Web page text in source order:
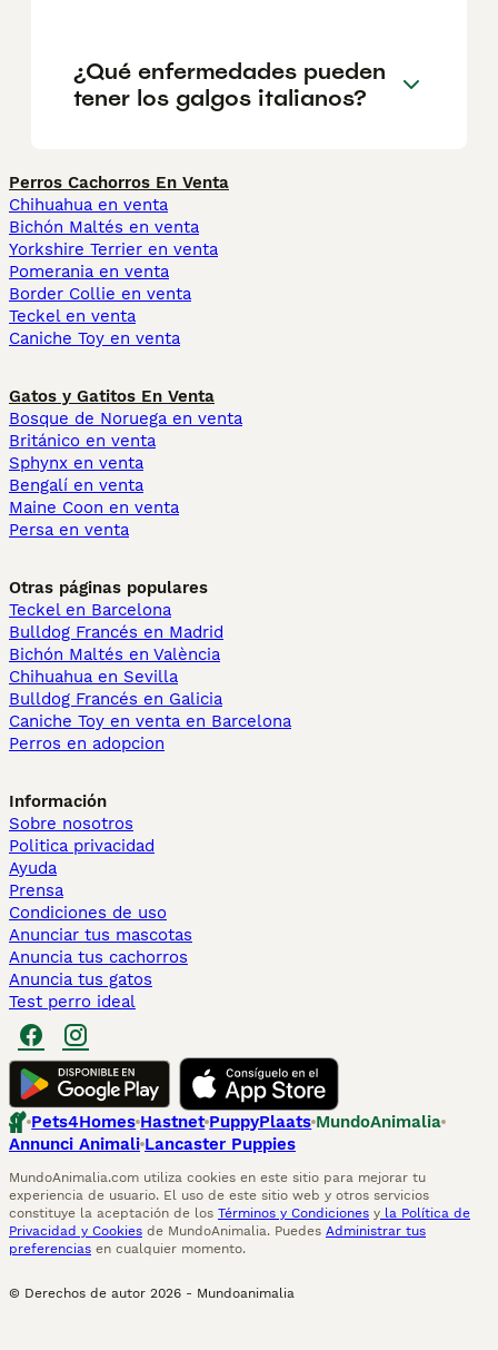
¿Qué enfermedades pueden
tener los galgos italianos?
Perros Cachorros En Venta
Chihuahua en venta
Bichón Maltés en venta
Yorkshire Terrier en venta
Pomerania en venta
Border Collie en venta
Teckel en venta
Caniche Toy en venta
Gatos y Gatitos En Venta
Bosque de Noruega en venta
Británico en venta
Sphynx en venta
Bengalí en venta
Maine Coon en venta
Persa en venta
Otras páginas populares
Teckel en Barcelona
Bulldog Francés en Madrid
Bichón Maltés en València
Chihuahua en Sevilla
Bulldog Francés en Galicia
Caniche Toy en venta en Barcelona
Perros en adopcion
Información
Sobre nosotros
Politica privacidad
Ayuda
Prensa
Condiciones de uso
Anunciar tus mascotas
Anuncia tus cachorros
Anuncia tus gatos
Test perro ideal
Pets4Homes Hastnet PuppyPlaats MundoAnimalia
Annunci Animali Lancaster Puppies
MundoAnimalia.com utiliza cookies en este sitio para mejorar tu
experiencia de usuario. El uso de este sitio web y otros servicios
constituye la aceptación de los Términos y Condiciones y la Política de
Privacidad y Cookies de MundoAnimalia. Puedes Administrar tus
preferencias en cualquier momento.
© Derechos de autor 2026 - Mundoanimalia